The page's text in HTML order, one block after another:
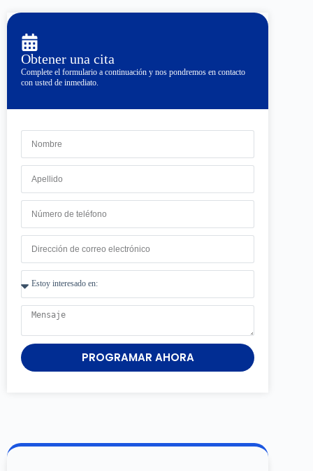
Obtener una cita
Complete el formulario a continuación y nos pondremos en contacto
con usted de inmediato.
PROGRAMAR AHORA